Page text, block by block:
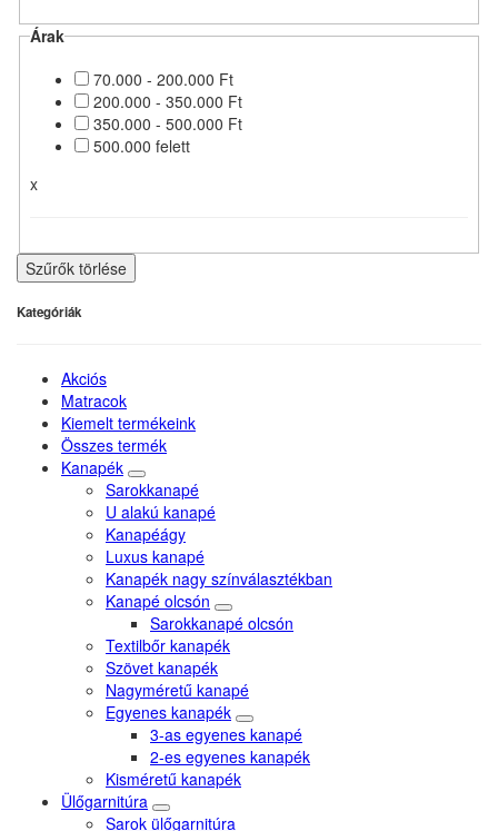
Árak
70.000 - 200.000 Ft
200.000 - 350.000 Ft
350.000 - 500.000 Ft
500.000 felett
x
Szűrők törlése
Kategóriák
Akciós
Matracok
Kiemelt termékeink
Összes termék
Kanapék
Sarokkanapé
U alakú kanapé
Kanapéágy
Luxus kanapé
Kanapék nagy színválasztékban
Kanapé olcsón
Sarokkanapé olcsón
Textilbőr kanapék
Szövet kanapék
Nagyméretű kanapé
Egyenes kanapék
3-as egyenes kanapé
2-es egyenes kanapék
Kisméretű kanapék
Ülőgarnitúra
Sarok ülőgarnitúra